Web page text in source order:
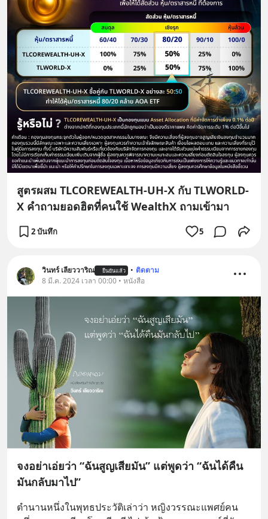
สูตรผสม TLCOREWEALTH-UH-X กับ TLWORLD-
X คำถามยอดฮิตที่คนใช้ WealthX ถามเข้ามา
2 บันทึก 5
วินทร์ เลียววาริณ ยืนยันแล้ว • ติดตาม
8 มี.ค. 2024 เวลา 00:00 • หนังสือ
จงอย่าเอ่ยว่า “ฉันสูญเสียมัน” แต่พูดว่า “ฉันได้คืน
มันกลับมาไป”
ตำนานหนึ่งในพุทธประวัติเล่าว่า หญิงวรรณะแพศย์คน